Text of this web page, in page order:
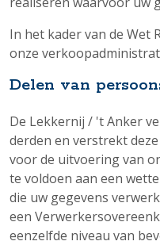
In het kader van de Wet
onze
Delen van
De Lekkernij / 't Anker
derden en verstrekt
voor de uitvoering van
te voldoen aan een
die uw gegevens
een
eenzelfde niveau van